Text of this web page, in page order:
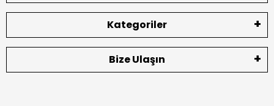
Kategoriler
Bize Ulaşın